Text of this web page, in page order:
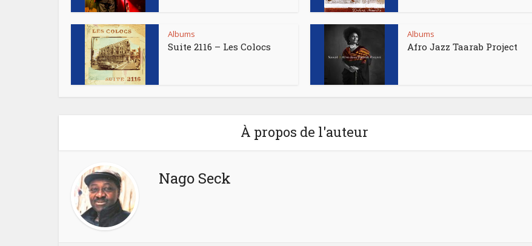
Albums
Suite 2116 – Les Colocs
Albums
Afro Jazz Taarab Project
À propos de l'auteur
Nago Seck